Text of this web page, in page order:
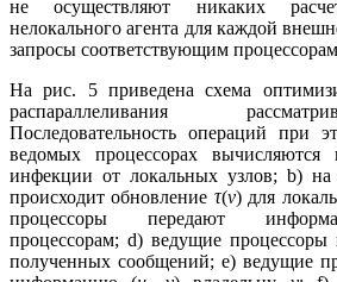
не осуществляют никаких
нелокального агента для каждой
запросы соответствующим
На рис. 5 приведена схема
распараллеливания
Последовательность операций при
ведомых процессорах вычисляются
инфекции от локальных узлов; b) на
происходит обновление τ(v) для
процессоры передают
процессорам; d) ведущие процессоры
полученных сообщений; e) ведущие